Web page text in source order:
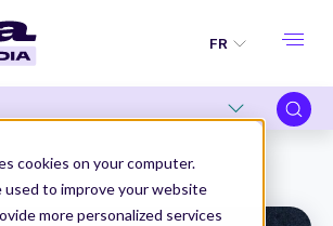
cookies on your computer.
used to improve your website
more personalized services
FR
Management